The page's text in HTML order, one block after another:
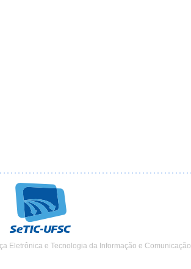
Eletrônica e Tecnologia da Informação e Comunicação